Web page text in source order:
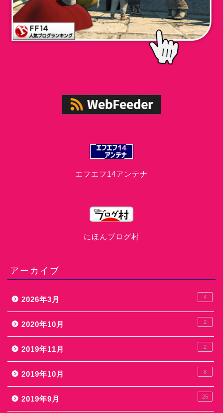
エフエフ14アンテナ
にほんブログ村
アーカイブ
2026年3月 4
2020年10月 2
2019年11月 2
2019年10月 8
2019年9月 25